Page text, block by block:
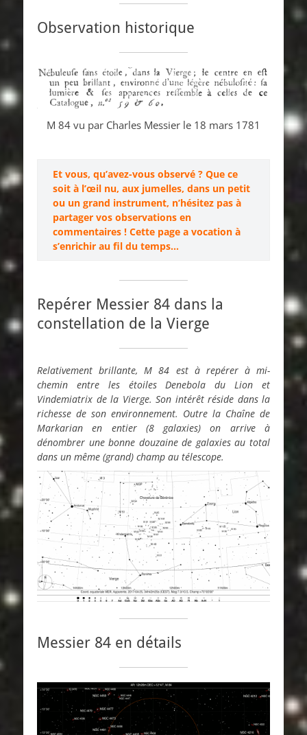
Observation historique
M 84 vu par Charles Messier le 18 mars 1781
Et vous, qu’avez-vous observé ? Que ce
soit à l’œil nu, aux jumelles, dans un petit
ou un grand instrument, n’hésitez pas à
partager vos observations en
commentaires ! Cette page a vocation à
s’enrichir au fil du temps…
Repérer Messier 84 dans la
constellation de la Vierge
Relativement brillante, M 84 est à repérer à mi-
chemin entre les étoiles Denebola du Lion et
Vindemiatrix de la Vierge. Son intérêt réside dans la
richesse de son environnement. Outre la Chaîne de
Markarian en entier (8 galaxies) on arrive à
dénombrer une bonne douzaine de galaxies au total
dans un même (grand) champ au télescope.
Messier 84 en détails